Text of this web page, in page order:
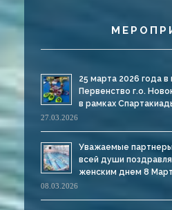
25 марта 2026 года
Первенство г.о.
в рамках
27.03.2026
Уважаемые
всей души
женским днем 8
08.03.2026